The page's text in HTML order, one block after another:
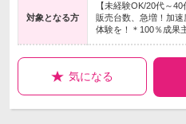
対象となる方
【未経験OK/20代～
販売台数、急増！加
体験を！＊100％成果
気になる